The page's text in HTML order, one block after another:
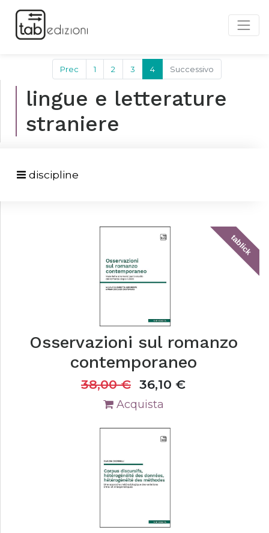
Prec 1 2 3 4 Successivo
lingue e letterature
straniere
discipline
tablick
Osservazioni sul romanzo
contemporaneo
38,00€ 36,10 €
Acquista